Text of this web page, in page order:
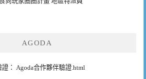
AGODA
： Agoda合作夥伴驗證.html